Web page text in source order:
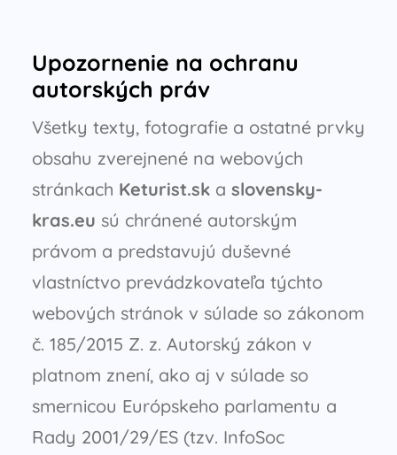
Upozornenie na ochranu
autorských práv
Všetky texty, fotografie a ostatné prvky
obsahu zverejnené na webových
stránkach Keturist.sk a slovensky-
kras.eu sú chránené autorským
právom a predstavujú duševné
vlastníctvo prevádzkovateľa týchto
webových stránok v súlade so zákonom
č. 185/2015 Z. z. Autorský zákon v
platnom znení, ako aj v súlade so
smernicou Európskeho parlamentu a
Rady 2001/29/ES (tzv. InfoSoc